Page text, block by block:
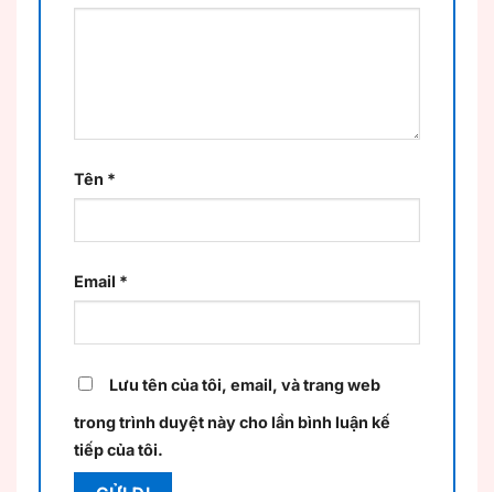
Tên *
Email *
Lưu tên của tôi, email, và trang web
trong trình duyệt này cho lần bình luận kế
tiếp của tôi.